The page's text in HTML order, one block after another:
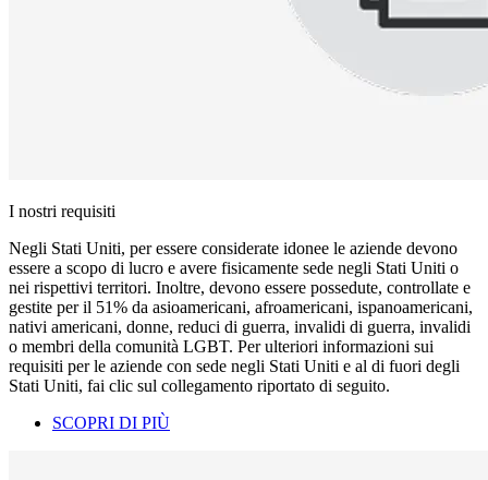
I nostri requisiti
Negli Stati Uniti, per essere considerate idonee le aziende devono
essere a scopo di lucro e avere fisicamente sede negli Stati Uniti o
nei rispettivi territori. Inoltre, devono essere possedute, controllate e
gestite per il 51% da asioamericani, afroamericani, ispanoamericani,
nativi americani, donne, reduci di guerra, invalidi di guerra, invalidi
o membri della comunità LGBT. Per ulteriori informazioni sui
requisiti per le aziende con sede negli Stati Uniti e al di fuori degli
Stati Uniti, fai clic sul collegamento riportato di seguito.
SCOPRI DI PIÙ